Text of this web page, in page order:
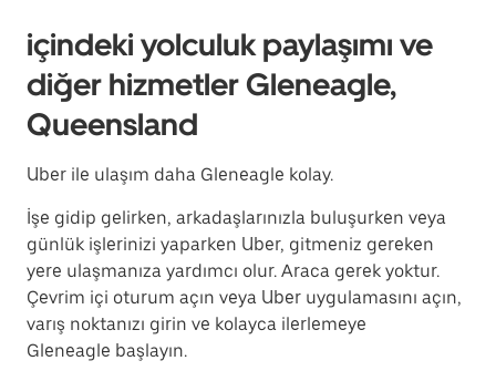
içindeki yolculuk paylaşımı ve
diğer hizmetler Gleneagle,
Queensland
Uber ile ulaşım daha Gleneagle kolay.
İşe gidip gelirken, arkadaşlarınızla buluşurken veya
günlük işlerinizi yaparken Uber, gitmeniz gereken
yere ulaşmanıza yardımcı olur. Araca gerek yoktur.
Çevrim içi oturum açın veya Uber uygulamasını açın,
varış noktanızı girin ve kolayca ilerlemeye
Gleneagle başlayın.